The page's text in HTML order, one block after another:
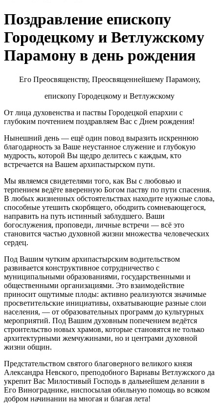
Поздравление епископу
Городецкому и Ветлужскому
Парамону в день рождения
Его Преосвященству, Преосвященнейшему Парамону,
епископу Городецкому и Ветлужскому
От лица духовенства и паствы Городецкой епархии с
глубоким почтением поздравляем Вас с Днем рождения!
Нынешний день — ещё один повод выразить искреннюю
благодарность за Ваше неустанное служение и глубокую
мудрость, которой Вы щедро делитесь с каждым, кто
встречается на Вашем архипастырском пути.
Мы являемся свидетелями того, как Вы с любовью и
терпением ведёте вверенную Богом паству по пути спасения.
В любых жизненных обстоятельствах находите нужные слова,
способные утешить скорбящего, ободрить сомневающегося,
направить на путь истинный заблудшего. Ваши
богослужения, проповеди, личные встречи — всё это
становится частью духовной жизни множества человеческих
сердец.
Под Вашим чутким архипастырским водительством
развивается конструктивное сотрудничество с
муниципальными образованиями, государственными и
общественными организациями. Это взаимодействие
приносит ощутимые плоды: активно реализуются значимые
просветительские инициативы, охватывающие разные слои
населения, — от образовательных программ до культурных
мероприятий. Под Вашим духовным попечением ведётся
строительство новых храмов, которые становятся не только
архитектурными жемчужинами, но и центрами духовной
жизни общин.
Предстательством святого благоверного великого князя
Александра Невского, преподобного Варнавы Ветлужского да
укрепит Вас Милостивый Господь в дальнейшем делании в
Его Винограднике, ниспосылая обильную помощь во всяком
добром начинании на многая и благая лета!